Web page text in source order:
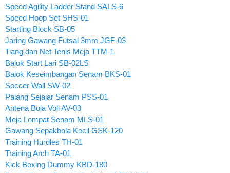
Speed Agility Ladder Stand SALS-6
Speed Hoop Set SHS-01
Starting Block SB-05
Jaring Gawang Futsal 3mm JGF-03
Tiang dan Net Tenis Meja TTM-1
Balok Start Lari SB-02LS
Balok Keseimbangan Senam BKS-01
Soccer Wall SW-02
Palang Sejajar Senam PSS-01
Antena Bola Voli AV-03
Meja Lompat Senam MLS-01
Gawang Sepakbola Kecil GSK-120
Training Hurdles TH-01
Training Arch TA-01
Kick Boxing Dummy KBD-180